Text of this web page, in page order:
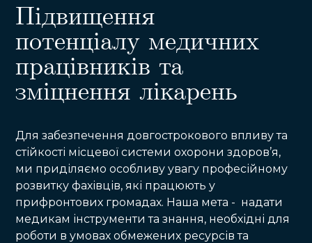
Підвищення
потенціалу медичних
працівників та
зміцнення лікарень
Для забезпечення довгострокового впливу та
стійкості місцевої системи охорони здоров’я,
ми приділяємо особливу увагу професійному
розвитку фахівців, які працюють у
прифронтових громадах. Наша мета - надати
медикам інструменти та знання, необхідні для
роботи в умовах обмежених ресурсів та